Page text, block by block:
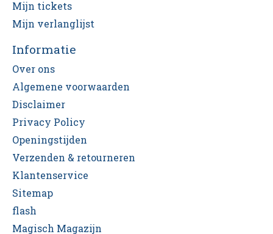
Mijn tickets
Mijn verlanglijst
Informatie
Over ons
Algemene voorwaarden
Disclaimer
Privacy Policy
Openingstijden
Verzenden & retourneren
Klantenservice
Sitemap
flash
Magisch Magazijn